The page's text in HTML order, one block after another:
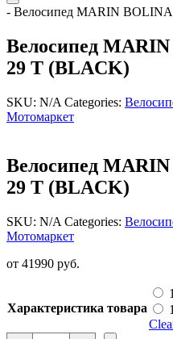
- Велосипед MARIN
Велосипед
29 T (BLACK)
SKU: N/A Categories:
Мотомаркет
Велосипед
29 T (BLACK)
SKU: N/A Categories:
Мотомаркет
от 41990 руб.
Характеристика товара